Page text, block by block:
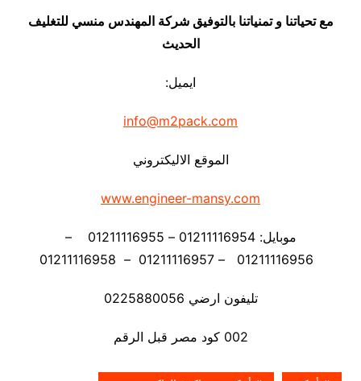
مع تحياتنا و تمنياتنا بالتوفيق شركة المهندس منسي للتغليف
الحديث
ايميل:
info@m2pack.com
الموقع الاليكتروني
www.engineer-mansy.com
موبايل: 01211116954 – 01211116955 –
تليفون ارضي 0225880056
002 كود مصر قبل الرقم